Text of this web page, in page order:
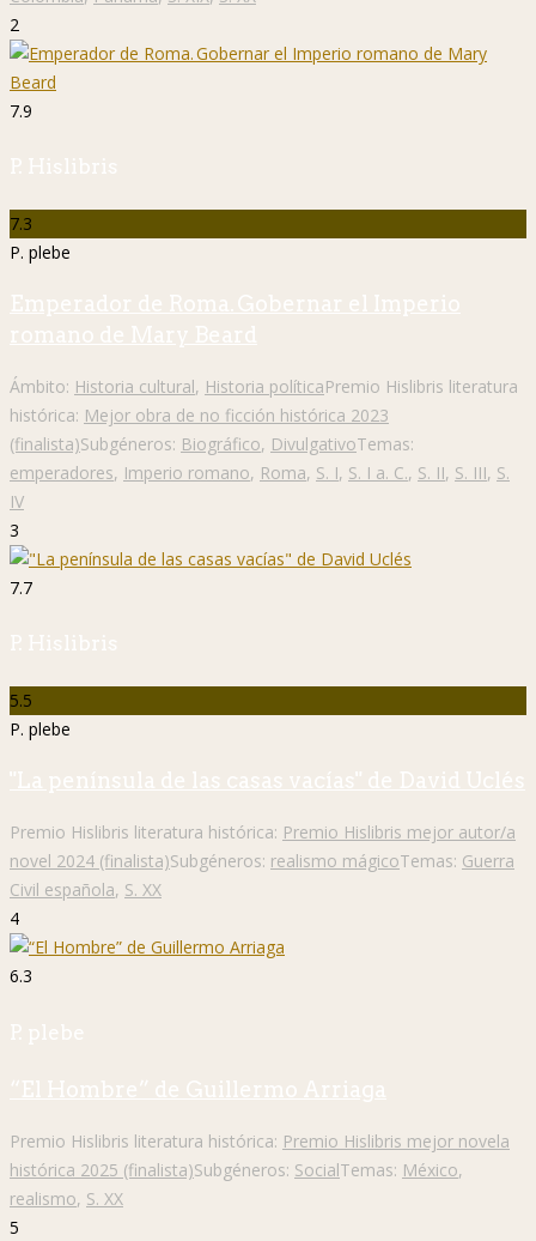
2
7.9
P. Hislibris
7.3
P. plebe
Emperador de Roma. Gobernar el Imperio
romano de Mary Beard
Ámbito: Historia cultural, Historia políticaPremio Hislibris literatura
histórica: Mejor obra de no ficción histórica 2023
(finalista)Subgéneros: Biográfico, DivulgativoTemas:
emperadores, Imperio romano, Roma, S. I, S. I a. C., S. II, S. III, S.
IV
3
7.7
P. Hislibris
5.5
P. plebe
"La península de las casas vacías" de David Uclés
Premio Hislibris literatura histórica: Premio Hislibris mejor autor/a
novel 2024 (finalista)Subgéneros: realismo mágicoTemas: Guerra
Civil española, S. XX
4
6.3
P. plebe
“El Hombre” de Guillermo Arriaga
Premio Hislibris literatura histórica: Premio Hislibris mejor novela
histórica 2025 (finalista)Subgéneros: SocialTemas: México,
realismo, S. XX
5